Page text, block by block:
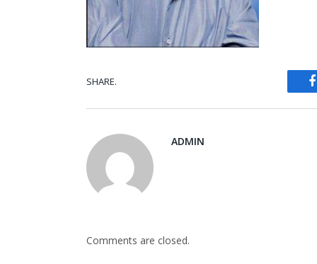
SHARE.
ADMIN
Comments are closed.